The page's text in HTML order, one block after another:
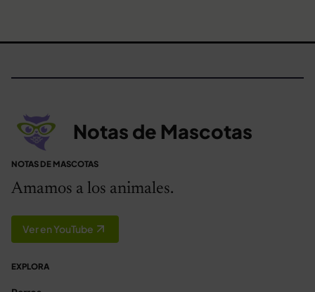
Notas de Mascotas
NOTAS DE MASCOTAS
Amamos a los animales.
Ver en YouTube
EXPLORA